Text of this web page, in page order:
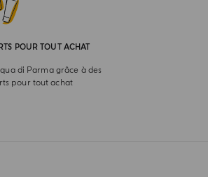
POUR TOUT ACHAT
di Parma grâce à des
pour tout achat